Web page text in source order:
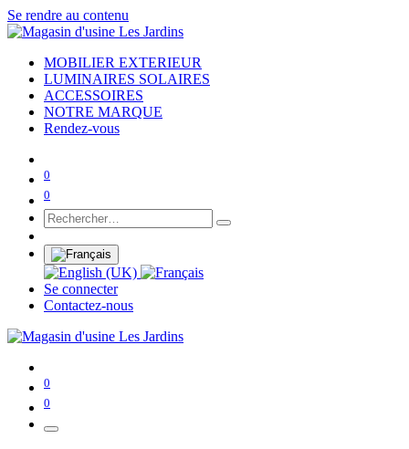
Se rendre au contenu
MOBILIER EXTERIEUR
LUMINAIRES SOLAIRES
ACCESSOIRES
NOTRE MARQUE
Rendez-vous
0
0
Se connecter
Contactez-nous
0
0